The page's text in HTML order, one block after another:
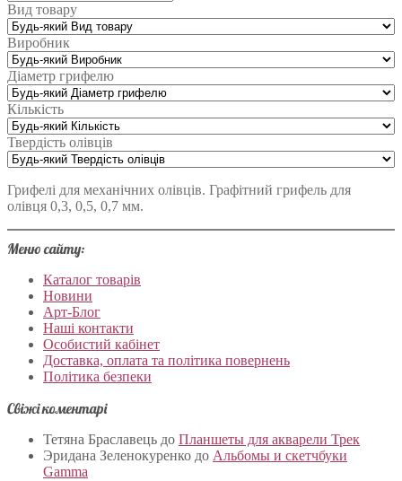
Вид товару
Виробник
Діаметр грифелю
Кількість
Твердість олівців
Грифелі для механічних олівців. Графітний грифель для
олівця 0,3, 0,5, 0,7 мм.
Меню сайту:
Каталог товарів
Новини
Арт-Блог
Наші контакти
Особистий кабінет
Доставка, оплата та політика повернень
Політика безпеки
Свіжі коментарі
Тетяна Браславець до Планшеты для акварели Трек
Эридана Зеленокуренко до Альбомы и скетчбуки
Gamma